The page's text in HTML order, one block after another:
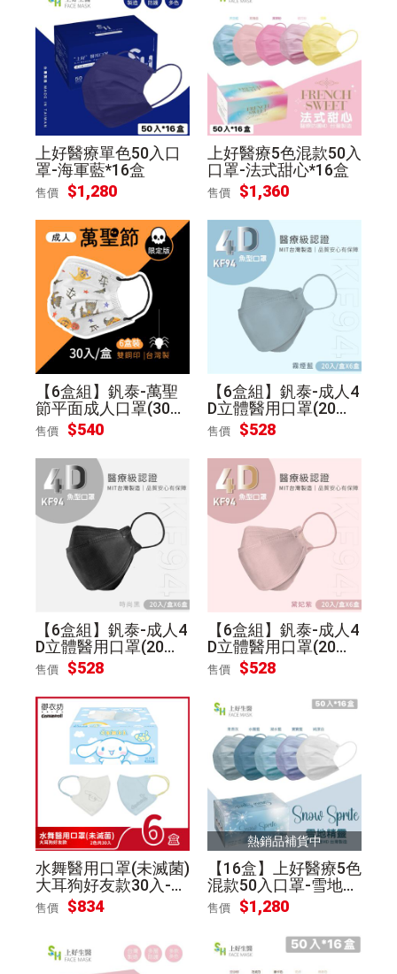
上好醫療單色50入口
罩-海軍藍*16盒
售價 $1,280
上好醫療5色混款50入
口罩-法式甜心*16盒
售價 $1,360
【6盒組】釩泰-萬聖
節平面成人口罩(30
入/盒)
售價 $540
【6盒組】釩泰-成人4
D立體醫用口罩(20入/
盒)-霧煙藍
售價 $528
【6盒組】釩泰-成人4
D立體醫用口罩(20入/
盒)-時尚黑
售價 $528
【6盒組】釩泰-成人4
D立體醫用口罩(20入/
盒)-黛妃紫
售價 $528
水舞醫用口罩(未滅菌)
大耳狗好友款30入-6
盒
售價 $834
熱銷品補貨中
【16盒】上好醫療5色
混款50入口罩-雪地精
靈
售價 $1,280